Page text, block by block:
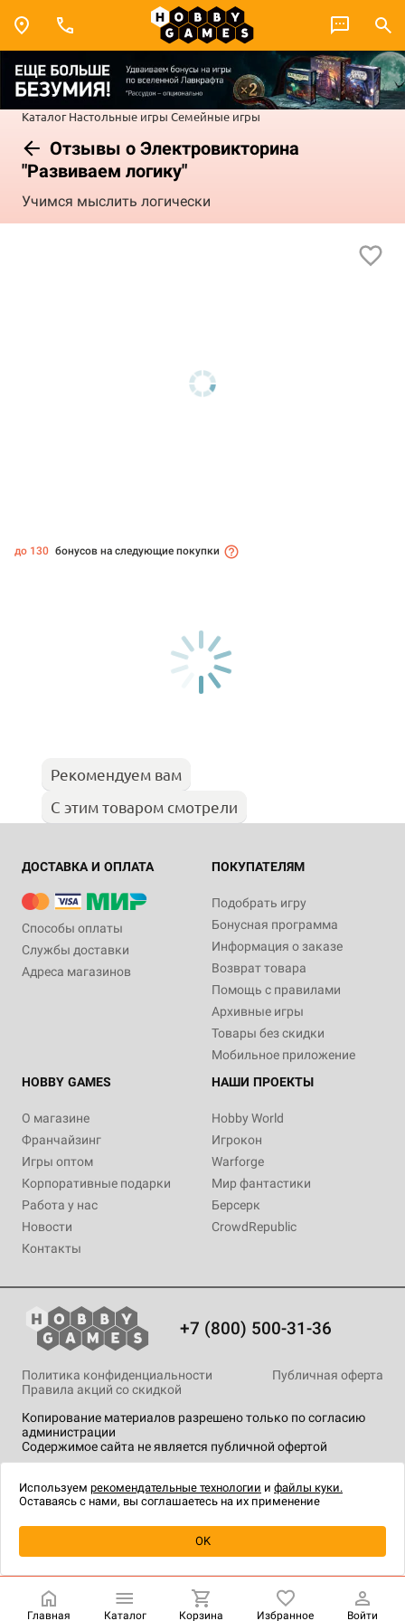
Каталог Настольные игры Семейные игры
Отзывы о Электровикторина
"Развиваем логику"
Учимся мыслить логически
Уведомить о наличии
до 130 бонусов на следующие покупки
Рекомендуем вам
С этим товаром смотрели
ДОСТАВКА И ОПЛАТА
Способы оплаты
Службы доставки
Адреса магазинов
ПОКУПАТЕЛЯМ
Подобрать игру
Бонусная программа
Информация о заказе
Возврат товара
Помощь с правилами
Архивные игры
Товары без скидки
Мобильное приложение
HOBBY GAMES
О магазине
Франчайзинг
Игры оптом
Корпоративные подарки
Работа у нас
Новости
Контакты
НАШИ ПРОЕКТЫ
Hobby World
Игрокон
Warforge
Мир фантастики
Берсерк
CrowdRepublic
+7 (800) 500-31-36
Копирование материалов разрешено только по согласию
администрации
Содержимое сайта не является публичной офертой
Политика конфиденциальности
Публичная оферта
Правила акций со скидкой
технологии.
Главная Каталог Корзина Избранное Войти
Используем рекомендательные технологии и файлы куки.
Оставаясь с нами, вы соглашаетесь на их применение
OK